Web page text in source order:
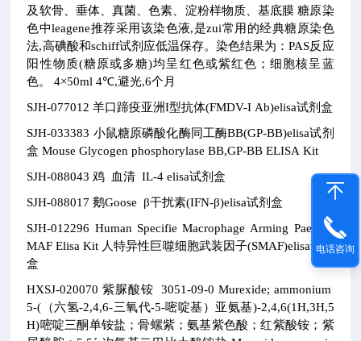
及软骨、垂体、真菌、色素、淀粉样物质、基底膜 糖原染
色中leagene推荐采用该染色液,是zui常用的经典糖原染色
法,高碘酸和schiff试剂应低温保存。染色结果为：PAS反应
阳性物质(糖原或多糖)均呈红色或紫红色；细胞核呈蓝
色。
4×50ml 4℃,避光,6个月
SJH-077012 羊口蹄疫亚洲I型抗体(FMDV-I Ab)elisa试剂盒
SJH-033383 小鼠糖原磷酸化酶同工酶BB(GP-BB)elisa试剂
盒 Mouse Glycogen phosphorylase BB,GP-BB ELISA Kit
SJH-088043 鸡 血清 IL-4 elisa试剂盒
SJH-088017 鹅Goose β干扰素(IFN-β)elisa试剂盒
SJH-012296 Human Specifie Macrophage Arming Paetot,S
MAF Elisa Kit 人特异性巨噬细胞武装因子(SMAF)elisa试剂
盒
HXSJ-020070 紫脲酸铵 3051-09-0 Murexide; ammonium
5-(（六氢-2,4,6-三氧代-5-嘧啶基）亚氨基)-2,4,6(1H,3H,5
H)嘧啶三酮单铵盐；骨螺紫；氨基紫色酸；红紫酸铵；紫
电话咨询